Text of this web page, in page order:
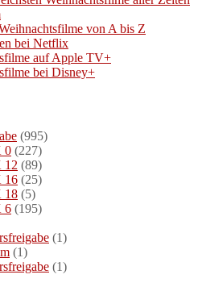
von A bis Z
bei Netflix
auf Apple TV+
bei Disney+
(995)
0 (227)
12 (89)
16 (25)
18 (5)
6 (195)
(1)
(1)
(1)